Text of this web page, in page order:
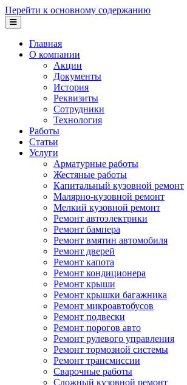
Перейти к основному содержанию
Главная
О компании
Акции
Документы
История
Реквизиты
Сотрудники
Технология
Работы
Статьи
Услуги
Арматурные работы
Жестяные работы
Капитальный кузовной ремонт
Малярно-кузовной ремонт
Мелкий кузовной ремонт
Ремонт автоэлектрики
Ремонт бампера
Ремонт вмятин автомобиля
Ремонт дверей
Ремонт капота
Ремонт кондиционера
Ремонт крыши
Ремонт крышки багажника
Ремонт микроавтобусов
Ремонт подвески
Ремонт порогов авто
Ремонт рулевого управления
Ремонт тормозной системы
Ремонт трансмиссии
Сварочные работы
Сложный кузовной ремонт